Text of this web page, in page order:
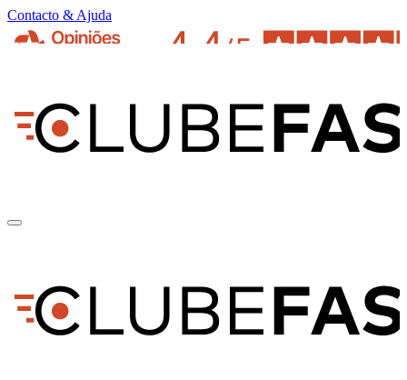
Contacto & Ajuda